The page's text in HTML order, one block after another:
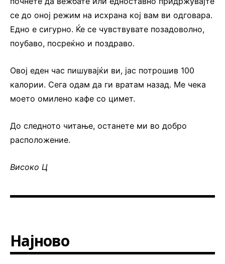
се до оној режим на исхрана кој вам ви одговара.
Едно е сигурно. Ќе се чувствувате позадоволно,
поубаво, посреќно и поздраво.
Овој еден час пишувајќи ви, јас потрошив 100
калории. Сега одам да ги вратам назад. Ме чека
моето омилено кафе со цимет.
До следното читање, останете ми во добро
расположение.
Високо Ц
Најново